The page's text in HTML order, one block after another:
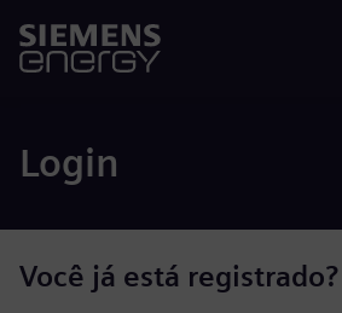
Login
Você já está registrado?